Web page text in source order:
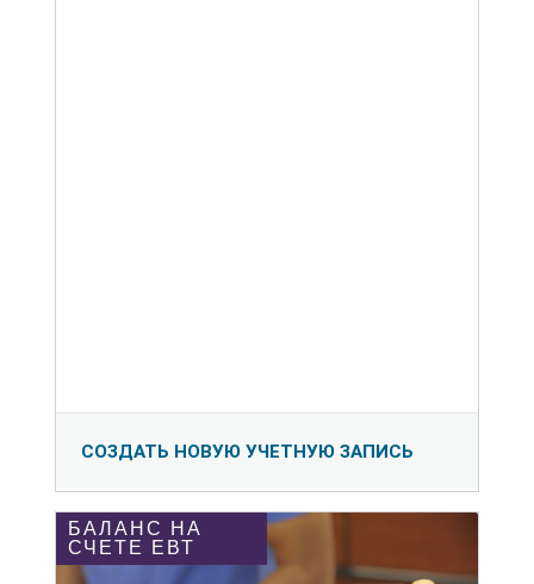
СОЗДАТЬ НОВУЮ УЧЕТНУЮ ЗАПИСЬ
БАЛАНС НА
СЧЕТЕ ЕВТ